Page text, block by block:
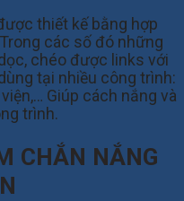
thiết kế bằng hợp
các số đó những
chéo được links với
tại nhiều công trình:
Giúp cách nắng và
trình.
CHẮN NẮNG